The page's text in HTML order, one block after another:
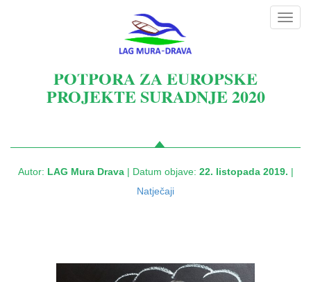
POTPORA ZA EUROPSKE
PROJEKTE SURADNJE 2020
Autor: LAG Mura Drava| Datum objave: 22. listopada 2019. |
Natječaji